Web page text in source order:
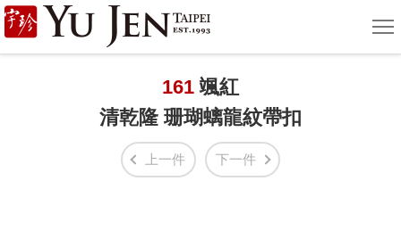
宇
珍
單
161 颯紅
清乾隆 珊瑚螭龍紋帶扣
上一件 下一件